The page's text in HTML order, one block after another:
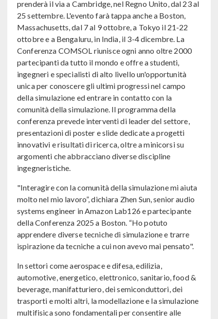
prenderà il via a Cambridge, nel Regno Unito, dal 23 al
25 settembre. L'evento farà tappa anche a Boston,
Massachusetts, dal 7 al 9 ottobre, a Tokyo il 21-22
ottobre e a Bengaluru, in India, il 3-4 dicembre. La
Conferenza COMSOL riunisce ogni anno oltre 2000
partecipanti da tutto il mondo e offre a studenti,
ingegneri e specialisti di alto livello un'opportunità
unica per conoscere gli ultimi progressi nel campo
della simulazione ed entrare in contatto con la
comunità della simulazione. Il programma della
conferenza prevede interventi di leader del settore,
presentazioni di poster e slide dedicate a progetti
innovativi e risultati di ricerca, oltre a minicorsi su
argomenti che abbracciano diverse discipline
ingegneristiche.
"Interagire con la comunità della simulazione mi aiuta
molto nel mio lavoro”, dichiara Zhen Sun, senior audio
systems engineer in Amazon Lab126 e partecipante
della Conferenza 2025 a Boston. “Ho potuto
apprendere diverse tecniche di simulazione e trarre
ispirazione da tecniche a cui non avevo mai pensato".
In settori come aerospace e difesa, edilizia,
automotive, energetico, elettronico, sanitario, food &
beverage, manifatturiero, dei semiconduttori, dei
trasporti e molti altri, la modellazione e la simulazione
multifisica sono fondamentali per consentire alle